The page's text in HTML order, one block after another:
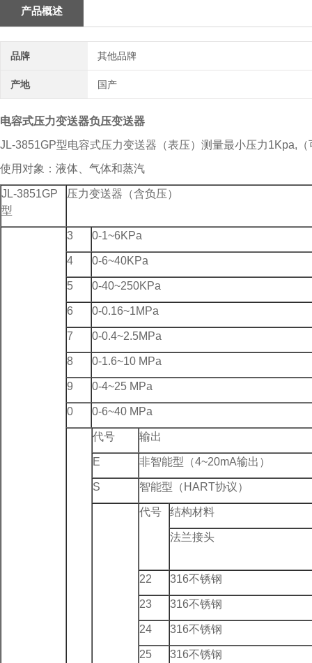
产品概述
品牌 其他品牌
产地 国产
电容式压力变送器负压变送器
JL-3851GP型电容式压力变送器（表压）测量最小压力1Kpa,
使用对象：液体、气体和蒸汽
JL-3851GP
型
压力变送器（含负压）
3 0-1~6KPa
4 0-6~40KPa
5 0-40~250KPa
6 0-0.16~1MPa
7 0-0.4~2.5MPa
8 0-1.6~10 MPa
9 0-4~25 MPa
0 0-6~40 MPa
代号 输出
E 非智能型（4~20mA输出）
S 智能型（HART协议）
代号 结构材料
法兰接头
22 316不锈钢
23 316不锈钢
24 316不锈钢
25 316不锈钢